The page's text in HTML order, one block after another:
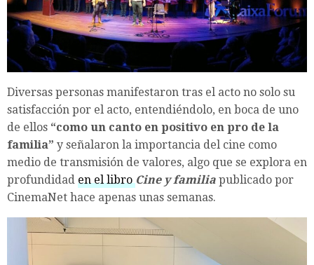
Diversas personas manifestaron tras el acto no solo su
satisfacción por el acto, entendiéndolo, en boca de uno
de ellos “como un canto en positivo en pro de la
familia” y señalaron la importancia del cine como
medio de transmisión de valores, algo que se explora en
profundidad en el libroCine y familia publicado por
CinemaNet hace apenas unas semanas.